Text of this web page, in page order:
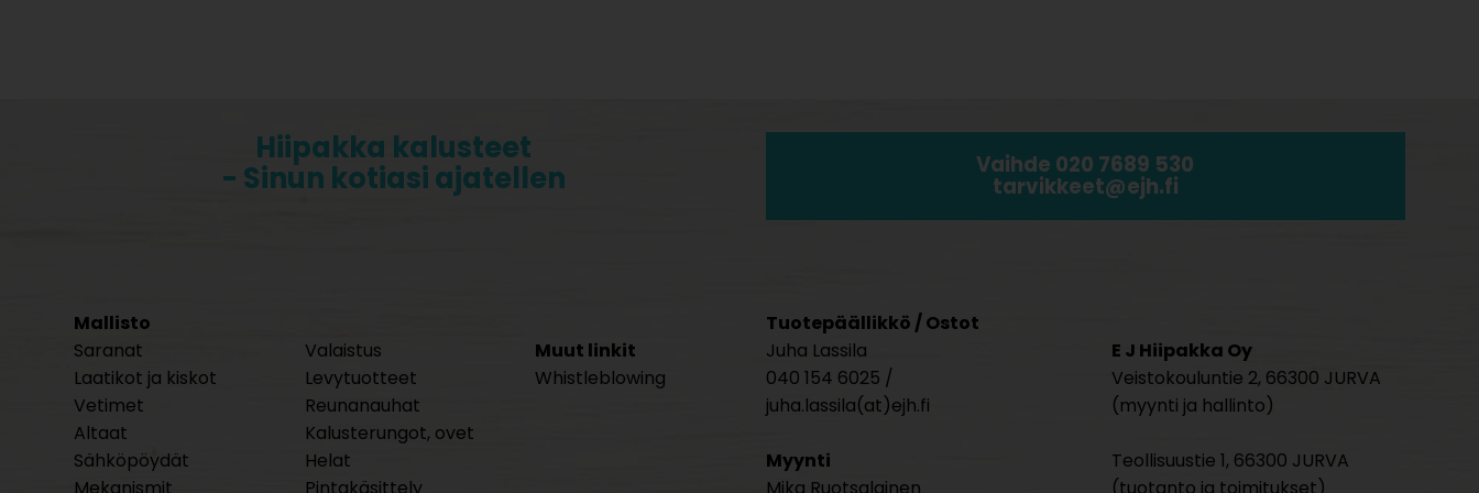
Hiipakka kalusteet
- Sinun kotiasi ajatellen
Vaihde 020 7689 530
tarvikkeet@ejh.fi
Mallisto
Saranat
Laatikot ja kiskot
Vetimet
Altaat
Sähköpöydät
Mekanismit
Valaistus
Levytuotteet
Reunanauhat
Kalusterungot, ovet
Helat
Pintakäsittely
Muut linkit
Whistleblowing
Tuotepäällikkö / Ostot
Juha Lassila
040 154 6025 /
juha.lassila(at)ejh.fi
Myynti
Mika Ruotsalainen
E J Hiipakka Oy
Veistokouluntie 2, 66300 JURVA
(myynti ja hallinto)
Teollisuustie 1, 66300 JURVA
(tuotanto ja toimitukset)